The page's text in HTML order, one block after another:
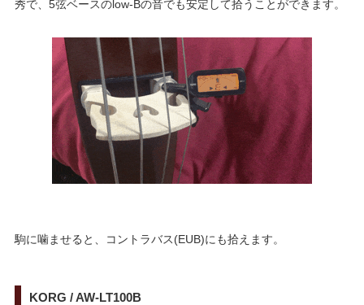
秀で、5弦ベースのlow-Bの音でも安定して拾うことができます。
駒に噛ませると、コントラバス(EUB)にも拾えます。
KORG / AW-LT100B